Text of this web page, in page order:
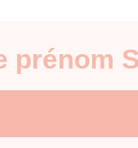
prénom